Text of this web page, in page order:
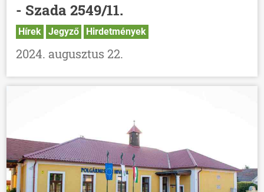
- Szada 2549/11.
Hírek Jegyző Hirdetmények
2024. augusztus 22.